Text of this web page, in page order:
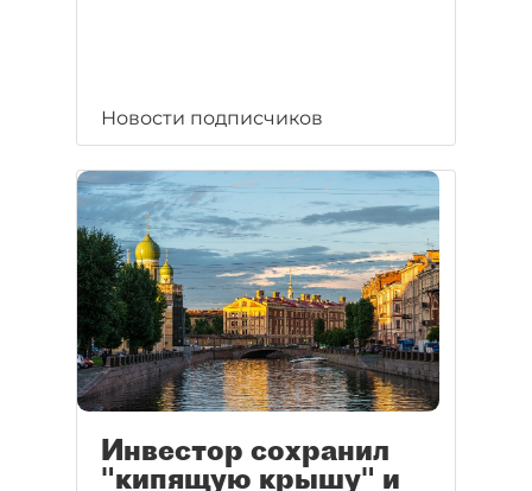
Новости подписчиков
Инвестор сохранил
"кипящую крышу" и